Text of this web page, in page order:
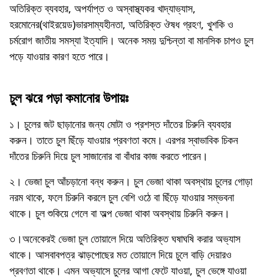
অতিরিক্ত ব্যবহার, অপর্যাপ্ত ও অস্বাস্থ্যকর খাদ্যাভ্যাস,
হরমোনের(থাইরয়েড)ভারসাম্যহীনতা, অতিরিক্ত ঔষধ গ্রহণ, খুশকি ও
চর্মরোগ জাতীয় সমস্যা ইত্যাদি। অনেক সময় দুশ্চিন্তা বা মানসিক চাপও চুল
পড়ে যাওয়ার কারণ হতে পারে।
চুল ঝরে পড়া কমানোর উপায়ঃ
১। চুলের জট ছাড়ানোর জন্য মোটা ও প্রশস্ত দাঁতের চিরুনি ব্যবহার
করুন। তাতে চুল ছিঁড়ে যাওয়ার প্রবণতা কমে। এরপর স্বাভাবিক চিকন
দাঁতের চিরুনি দিয়ে চুল সাজানোর বা বাঁধার কাজ করতে পারেন।
২। ভেজা চুল আঁচড়ানো বন্ধ করুন। চুল ভেজা থাকা অবস্থায় চুলের গোড়া
নরম থাকে, ফলে চিরুনি করলে চুল বেশি ওঠে বা ছিঁড়ে যাওয়ার সম্ভবনা
থাকে। চুল শুকিয়ে গেলে বা অল্প ভেজা থাকা অবস্থায় চিরুনি করুন।
৩।অনেকেরই ভেজা চুল তোয়ালে দিয়ে অতিরিক্ত ঘষাঘষি করার অভ্যাস
থাকে। আসবাবপত্র ঝাড়পোছের মত তোয়ালে দিয়ে চুলে বাড়ি দেয়ারও
প্রবণতা থাকে। এমন অভ্যাসে চুলের আগা ফেটে যাওয়া, চুল ভেঙ্গে যাওয়া